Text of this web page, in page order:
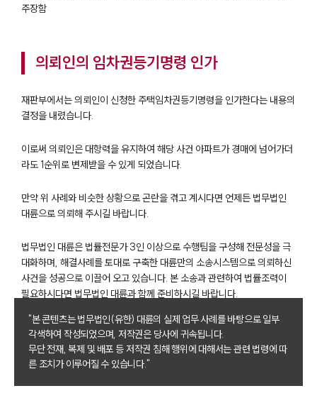
사례분석/최신동향
법률정보
고객후기
업무분야
전체
구성원 소개
부동산전문변호사
소식/자료
언론보도
공지사항
법률 블로그
법률서식
주장함
의뢰인의 임차권등기명령 인가
재판부에서는 의뢰인이 신청한 주택임차권등기명령을 인가한다는 내용의
결정을 내렸습니다.
이로써 의뢰인은 대항력을 유지하여 해당 사건 아파트가 경매에 넘어가더
라도 1순위로 변제받을 수 있게 되었습니다.
만약 위 사례와 비슷한 상황으로 곤란을 겪고 계시다면 언제든 법무법인
대륜으로 의뢰해 주시길 바랍니다.
법무법인 대륜은 법률전문가 3인 이상으로 수행팀을 구성해 전문성을 극
대화하며, 해결사례를 토대로 구축한 대륜만의 소송시스템으로 의뢰하신
사건을 성공으로 이끌어 오고 있습니다. 본 소송과 관련하여 법률조력이
필요하시다면 법무법인 대륜과 함께 준비하시길 바랍니다.
"본 콘텐츠는 법무법인(유한) 대륜의 실제 업무 사례를 바탕으로 일부
각색하여 작성되었으며, 저작권은 당사에 귀속됩니다.
무단 전재, 복제 및 배포 등 저작권 침해 행위에 대해서는 관련 법령에 따
른 조치가 이루어질 수 있습니다."